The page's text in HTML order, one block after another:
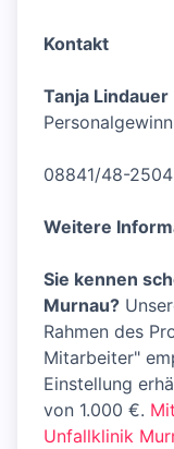
Kontakt
Tanja Lindauer
08841/48-2504
Weitere
Sie kennen
Murnau?
Rahmen des
Mitarbeiter"
Einstellung
von 1.000 €.
Unfallklinik